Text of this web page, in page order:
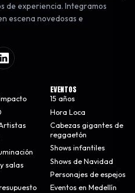
de experiencia. Integramos
escena novedosas e
salas
EVENTOS
15 años
Hora Loca
Cabezas gigantes de
reggaetón
Shows infantiles
Shows de Navidad
Personajes de espejos
Eventos en Medellín